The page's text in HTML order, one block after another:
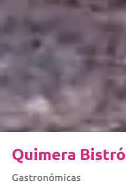
Quimera Bistró
Gastronómicas